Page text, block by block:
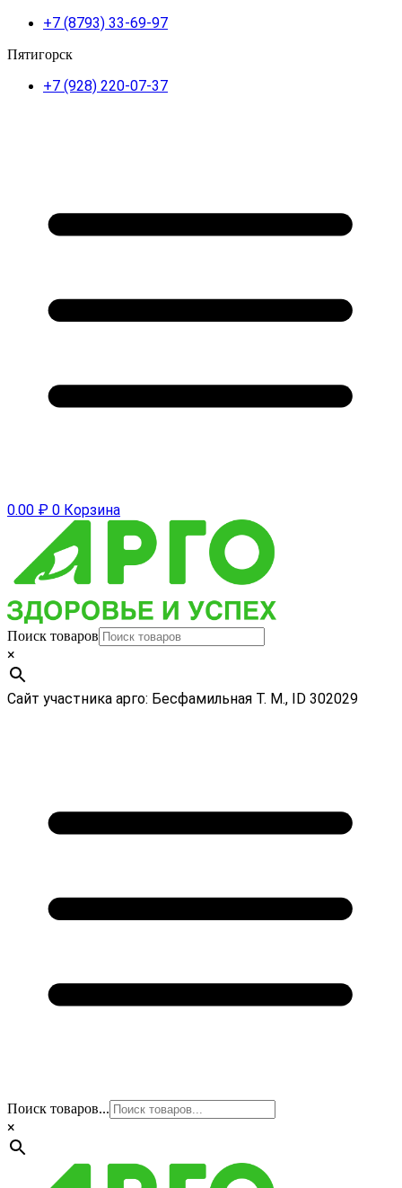
+7 (8793) 33-69-97
Пятигорск
+7 (928) 220-07-37
0.00 ₽ 0 Корзина
Поиск товаров
×
Сайт участника арго: Бесфамильная Т. М., ID 302029
Поиск товаров...
×